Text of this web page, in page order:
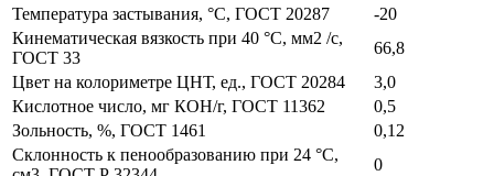
Температура застывания, °С, ГОСТ 20287
-20
Кинематическая вязкость при 40 °С, мм2 /с,
ГОСТ 33
66,8
Цвет на колориметре ЦНТ, ед., ГОСТ 20284
3,0
Кислотное число, мг КОН/г, ГОСТ 11362
0,5
Зольность, %, ГОСТ 1461
0,12
Склонность к пенообразованию при 24 °C,
0